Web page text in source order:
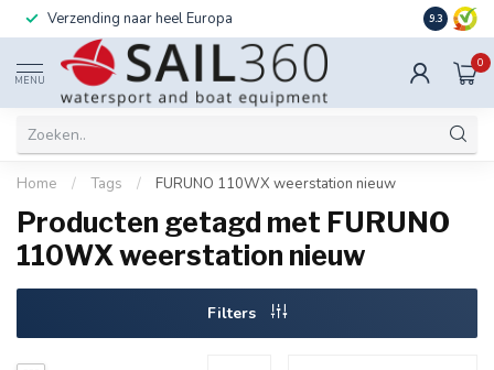
Verzending naar heel Europa Ook
9.3
MENU
0
Home / Tags / FURUNO 110WX weerstation nieuw
Producten getagd met FURUNO
110WX weerstation nieuw
Filters